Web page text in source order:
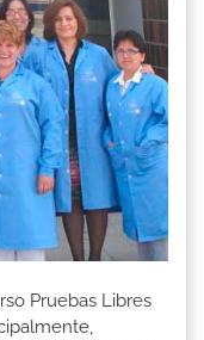
Pruebas Libres